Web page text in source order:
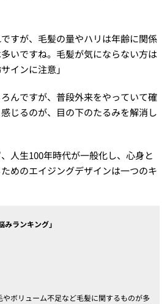
すが、毛髪の量やハリは年齢に関係
いですね。毛髪が気にならない方は
インに注意」
んですが、普段外来をやっていて確
じるのが、目の下のたるみを解消し
人生100年時代が一般化し、心身と
めのエイジングデザインは一つのキ
ランキング」
ボリューム不足など毛髪に関するものが多